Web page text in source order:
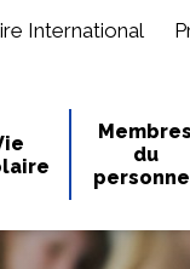
International
Membres
du